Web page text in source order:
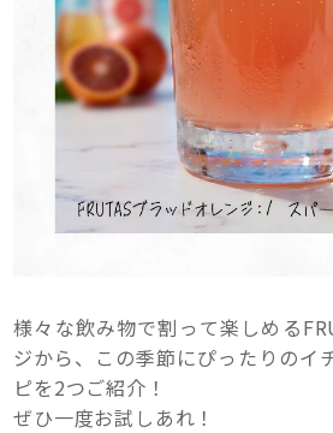
様々な飲み物で割って楽しめる
ジから、この季節にぴったりのイ
ピを2つご紹介！
ぜひ一度お試しあれ！